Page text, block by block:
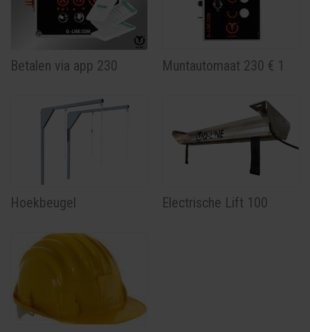
Betalen via app 230 Muntautomaat 230 € 1
Hoekbeugel Electrische Lift 100